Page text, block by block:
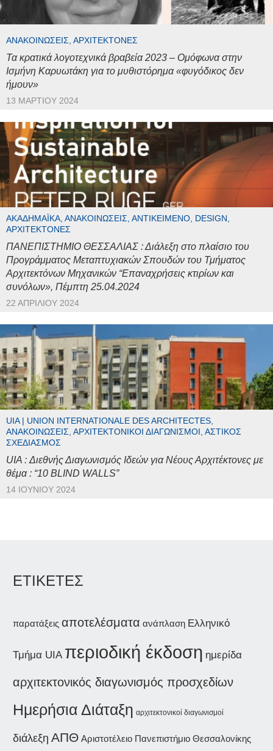
ΑΝΑΚΟΙΝΏΣΕΙΣ, ΑΡΧΙΤΈΚΤΟΝΕΣ
Τα κρατικά λογοτεχνικά βραβεία 2023 – Ομόφωνα στην
Ισμήνη Καρυωτάκη για το μυθιστόρημα «φυγόδικος δεν
ήμουν»
13 ΜΑΡΤΊΟΥ 2024
ΑΚΑΔΗΜΑΪΚΆ, ΑΝΑΚΟΙΝΏΣΕΙΣ, ΑΝΤΙΚΕΊΜΕΝΟ, DESIGN,
ΑΡΧΙΤΈΚΤΟΝΕΣ
ΠΑΝΕΠΙΣΤΗΜΙΟ ΘΕΣΣΑΛΙΑΣ : Διάλεξη στο πλαίσιο του
Προγράμματος Μεταπτυχιακών Σπουδών του Τμήματος
Αρχιτεκτόνων Μηχανικών “Επαναχρήσεις κτιρίων και
συνόλων», Πέμπτη 25.04.2024
22 ΑΠΡΙΛΊΟΥ 2024
UIA | UNION INTERNATIONALE DES ARCHITECTES,
ΑΝΑΚΟΙΝΏΣΕΙΣ, ΑΡΧΙΤΕΚΤΟΝΙΚΟΊ ΔΙΑΓΩΝΙΣΜΟΊ, ΑΣΤΙΚΌΣ
ΣΧΕΔΙΑΣΜΌΣ
UIA : Διεθνής Διαγωνισμός Ιδεών για Νέους Αρχιτέκτονες με
θέμα : “10 BLIND WALLS”
14 ΙΟΥΝΊΟΥ 2024
ΕΤΙΚΕΤΕΣ
παρατάξεις αποτελέσματα ανάπλαση Ελληνικό
Τμήμα UIA περιοδική έκδοση ημερίδα
αρχιτεκτονικός διαγωνισμός προσχεδίων
Ημερήσια Διάταξη αρχιτεκτονικοί διαγωνισμοί
διάλεξη ΑΠΘ Αριστοτέλειο Πανεπιστήμιο Θεσσαλονίκης